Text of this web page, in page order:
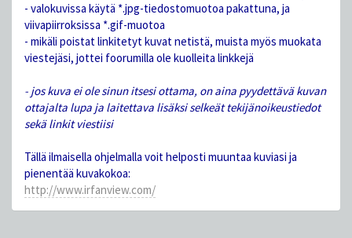
- valokuvissa käytä *.jpg-tiedostomuotoa pakattuna, ja
viivapiirroksissa *.gif-muotoa
- mikäli poistat linkitetyt kuvat netistä, muista myös muokata
viestejäsi, jottei foorumilla ole kuolleita linkkejä
- jos kuva ei ole sinun itsesi ottama, on aina pyydettävä kuvan
ottajalta lupa ja laitettava lisäksi selkeät tekijänoikeustiedot
sekä linkit viestiisi
Tällä ilmaisella ohjelmalla voit helposti muuntaa kuviasi ja
pienentää kuvakokoa:
http://www.irfanview.com/